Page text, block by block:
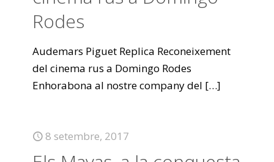
Rodes
Audemars Piguet Replica Reconeixement
del cinema rus a Domingo Rodes
Enhorabona al nostre company del […]
8 setembre, 2017